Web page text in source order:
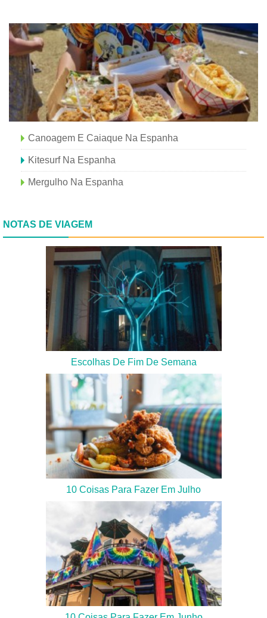
Canoagem E Caiaque Na Espanha
Kitesurf Na Espanha
Mergulho Na Espanha
NOTAS DE VIAGEM
Escolhas De Fim De Semana
10 Coisas Para Fazer Em Julho